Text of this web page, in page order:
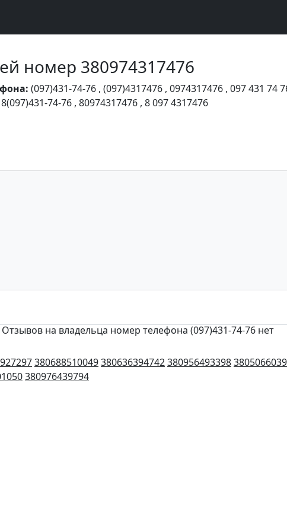
номер 380974317476
(097)431-74-76 , (097)4317476 , 0974317476 , 097 431 74
8(097)431-74-76 , 80974317476 , 8 097 4317476
Отзывов на владельца номер телефона (097)431-74-76 нет
380688510049380636394742380956493398
380976439794